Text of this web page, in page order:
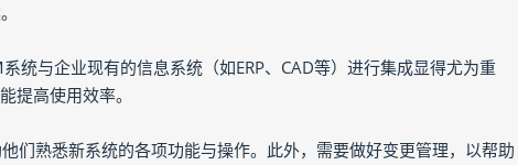
统与企业现有的信息系统（如ERP、CAD等）进行集成显得尤为重
提高使用效率。
们熟悉新系统的各项功能与操作。此外，需要做好变更管理，以帮助